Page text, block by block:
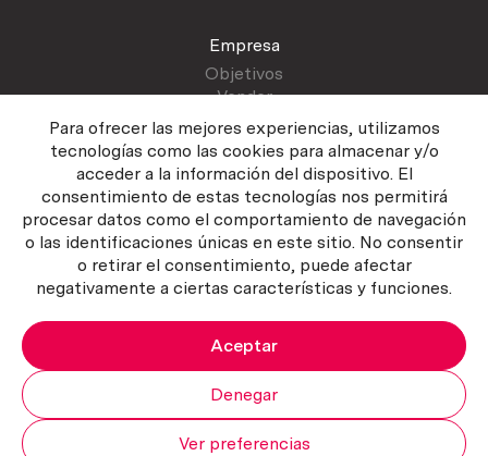
Para ofrecer las mejores experiencias, utilizamos
tecnologías como las cookies para almacenar y/o
acceder a la información del dispositivo. El
consentimiento de estas tecnologías nos permitirá
procesar datos como el comportamiento de navegación
o las identificaciones únicas en este sitio. No consentir
o retirar el consentimiento, puede afectar
negativamente a ciertas características y funciones.
Aceptar
Denegar
Ver preferencias
Empresa
Objetivos
Vender
Atención al cliente
Contactar
Manual del vendedor
Política del servicio
Política de Cookies
Copyright ©2026 Curiosum S.L. Todos los derechos reservados.